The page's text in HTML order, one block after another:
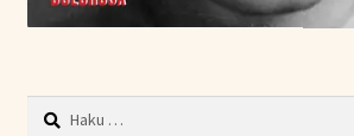
Haku: